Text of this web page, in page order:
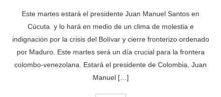
Este martes estará el presidente Juan Manuel Santos en
Cúcuta y lo hará en medio de un clima de molestia e
indignación por la crisis del Bolívar y cierre fronterizo ordenado
por Maduro. Este martes será un día crucial para la frontera
colombo-venezolana. Estará el presidente de Colombia, Juan
Manuel […]